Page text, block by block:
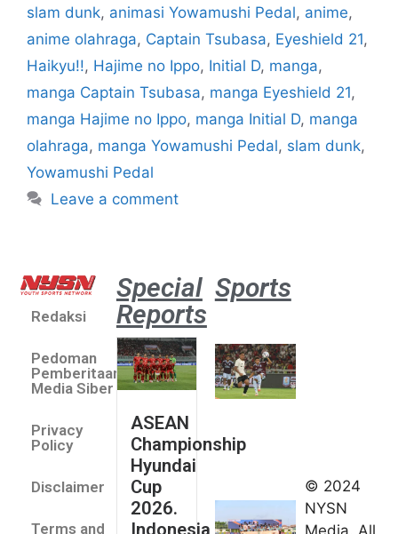
slam dunk, animasi Yowamushi Pedal, anime,
anime olahraga, Captain Tsubasa, Eyeshield 21,
Haikyu!!, Hajime no Ippo, Initial D, manga,
manga Captain Tsubasa, manga Eyeshield 21,
manga Hajime no Ippo, manga Initial D, manga
olahraga, manga Yowamushi Pedal, slam dunk,
Yowamushi Pedal
Leave a comment
Redaksi
Pedoman
Pemberitaan
Media Siber
Privacy
Policy
Disclaimer
Terms and
Special
Reports
ASEAN
Championship
Hyundai
Cup
2026.
Indonesia
Sports
umum
Kejurnas
© 2024
NYSN